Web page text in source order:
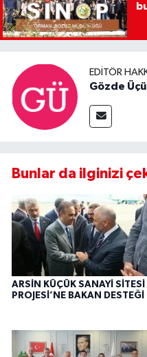
EDITÖR
Gözde
Bunlar da ilginizi
ARSİN KÜÇÜK SANAYİ SİTESİ
PROJESİ’NE BAKAN DESTEĞİ